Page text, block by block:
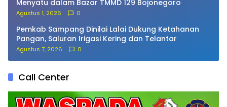
Menyatu dalam Bazar TMMD 129 Bojonegoro
Agustus 1, 2026 0
Pemkab Sampang Dinilai Lalai Dukung Ketahanan
Pangan, Saluran Irigasi Kering dan Telantar
Agustus 7, 2026 0
Call Center